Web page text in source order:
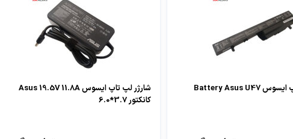
باتری لپ تاپ ایسوس Battery Asus U47
شارژر لپ تاپ ایسوس Asus 19.5V 11.8A
کانکتور 3.7*6.0